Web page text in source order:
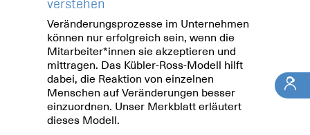
verstehen
Veränderungsprozesse im Unternehmen
können nur erfolgreich sein, wenn die
Mitarbeiter*innen sie akzeptieren und
mittragen. Das Kübler-Ross-Modell hilft
dabei, die Reaktion von einzelnen
Menschen auf Veränderungen besser
einzuordnen. Unser Merkblatt erläutert
dieses Modell.